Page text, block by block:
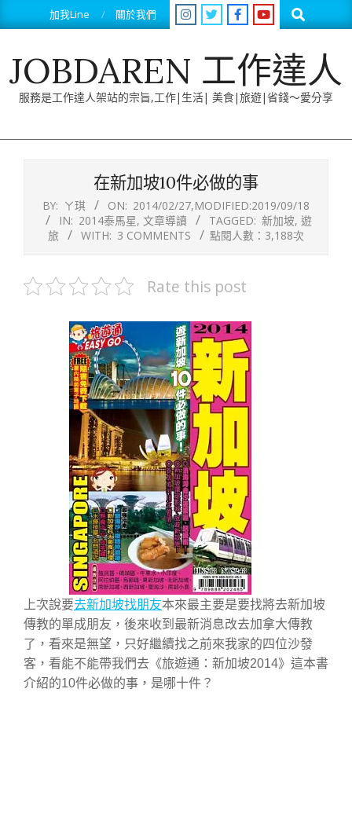
to
加我Line 關於我們 Search
JOBDAREN 工作達人
服務是工作達人架站的宗旨,工作|生活| 美食|旅遊|省錢～愛分享
在新加坡10件必做的事
BY: ㄚ琪 ON: 2014/02/27,MODIFIED:2019/09/18
IN: 2014泰馬星, 文章導讀 TAGGED: 新加坡, 遊
旅
WITH: 3 COMMENTS 點閱人數：3,188次
Rate this post
上次說要去新加坡找朋友本來最主要是要找將去新加坡
傳教的單成朋友，後來收到最新消息改去加拿大傳教
了，看來是無望，只好繼續找之前來我家的四位沙發
客，看能不能帶我們去《旅遊通：新加坡2014》這本書
介紹的10件必做的事，是哪十件？